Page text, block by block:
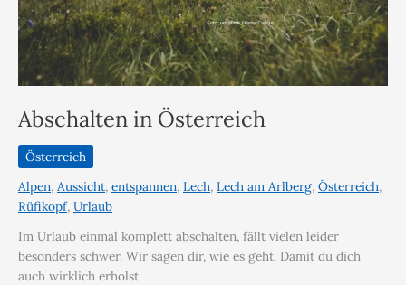
Abschalten in Österreich
Österreich
Alpen, Aussicht, entspannen, Lech, Lech am Arlberg, Österreich,
Rüfikopf, Urlaub
Im Urlaub einmal komplett abschalten, fällt vielen leider
besonders schwer. Wir sagen dir, wie es geht. Damit du dich
auch wirklich erholst